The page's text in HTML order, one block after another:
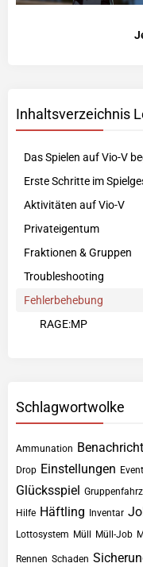
Inhaltsverzeichnis
Das Spielen auf Vio-V
Erste Schritte im
Aktivitäten auf Vio-V
Privateigentum
Fraktionen & Gruppen
Troubleshooting
Fehlerbehebung
RAGE:MP
Schlagwortwolke
Ammunation
Drop Einstellungen Event
Glücksspiel
Hilfe Häftling Inventar
Lottosystem Müll Müll-Job
Rennen Schaden